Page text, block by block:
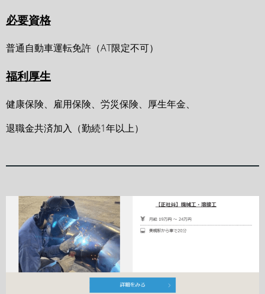
必要資格
普通自動車運転免許（AT限定不可）
福利厚生
健康保険、雇用保険、労災保険、厚生年金、
退職金共済加入（勤続1年以上）